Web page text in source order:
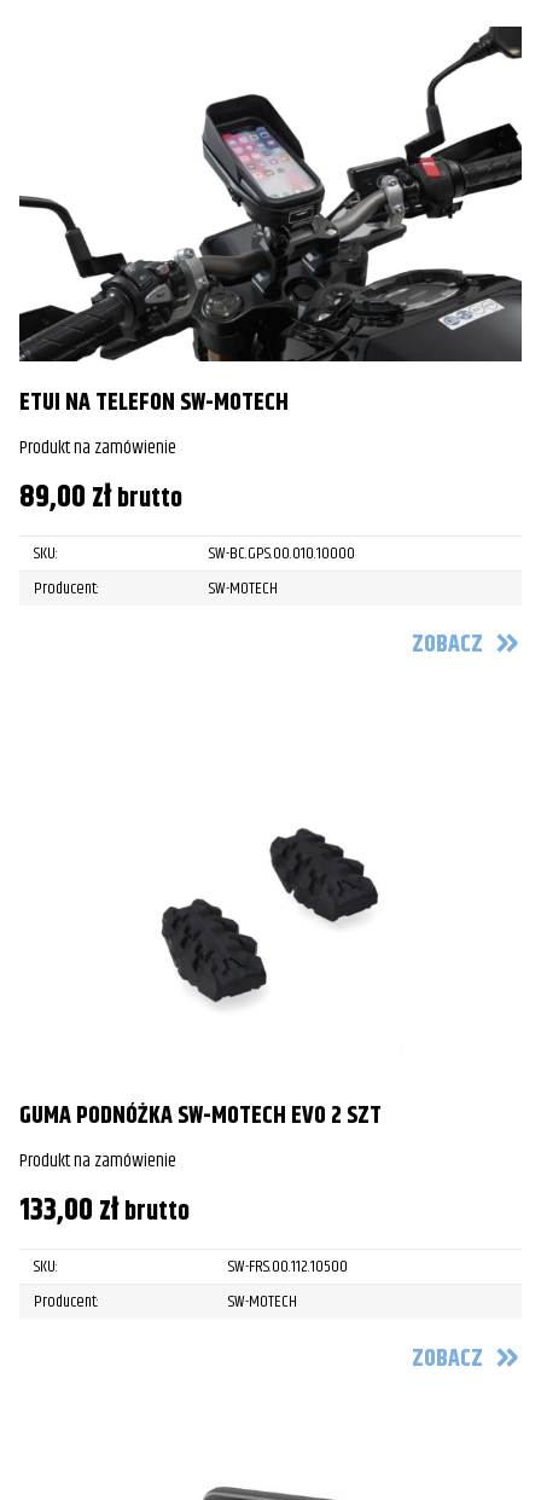
ETUI NA TELEFON SW-MOTECH
Produkt na zamówienie
89,00złbrutto
SKU:
SW-BC.GPS.00.010.10000
Producent:
SW-MOTECH
ZOBACZ
GUMA PODNÓŻKA SW-MOTECH EVO 2 SZT
Produkt na zamówienie
133,00złbrutto
SKU:
SW-FRS.00.112.10500
Producent:
SW-MOTECH
ZOBACZ